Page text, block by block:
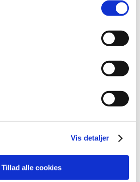
Vis detaljer
Tillad alle cookies
venstre mod højre) str. 8, 8 & 8